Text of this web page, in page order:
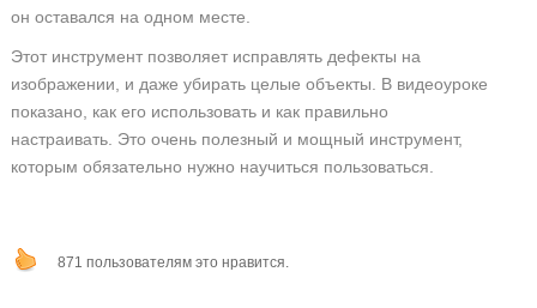
он оставался на одном месте.
Этот инструмент позволяет исправлять дефекты на
изображении, и даже убирать целые объекты. В видеоуроке
показано, как его использовать и как правильно
настраивать. Это очень полезный и мощный инструмент,
которым обязательно нужно научиться пользоваться.
871 пользователям это нравится.